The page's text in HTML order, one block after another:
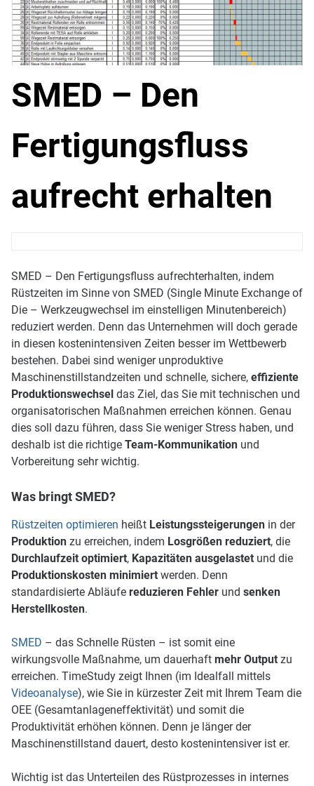
SMED – Den
Fertigungsfluss
aufrecht erhalten
SMED – Den Fertigungsfluss aufrechterhalten, indem
Rüstzeiten im Sinne von SMED (Single Minute Exchange of
Die – Werkzeugwechsel im einstelligen Minutenbereich)
reduziert werden. Denn das Unternehmen will doch gerade
in diesen kostenintensiven Zeiten besser im Wettbewerb
bestehen. Dabei sind weniger unproduktive
Maschinenstillstandzeiten und schnelle, sichere, effiziente
Produktionswechseldas Ziel, das Sie mit technischen und
organisatorischen Maß­nahmen erreichen können. Genau
dies soll dazu führen, dass Sie weniger Stress haben, und
deshalb ist die richtige Team-Kommunikation und
Vorbereitung sehr wichtig.
Was bringt SMED?
Rüstzeiten optimieren heißt Leistungs­steigerungen in der
Produktionzu erreichen, indem Losgrößen reduziert, die
Durchlaufzeit optimiert, Kapazitäten ausgelastetund die
Produktionskosten minimiertwerden. Denn
standardisierte Abläufe reduzieren Fehlerund senken
Herstellkosten.
SMED – das Schnelle Rüsten – ist somit eine
wirkungsvolle Maßnahme, um dauerhaft mehr Outputzu
erreichen. TimeStudy zeigt Ihnen (im Idealfall mittels
Videoanalyse), wie Sie in kürzester Zeit mit Ihrem Team die
OEE (Gesamtanlageneffektivität) und somit die
Produktivität erhöhen können. Denn je länger der
Maschinenstillstand dauert, desto kostenintensiver ist er.
Wichtig ist das Unterteilen des Rüstprozesses in internes